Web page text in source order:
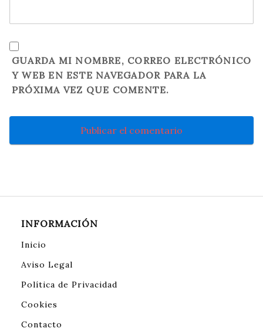
GUARDA MI NOMBRE, CORREO ELECTRÓNICO
Y WEB EN ESTE NAVEGADOR PARA LA
PRÓXIMA VEZ QUE COMENTE.
INFORMACIÓN
Inicio
Aviso Legal
Política de Privacidad
Cookies
Contacto